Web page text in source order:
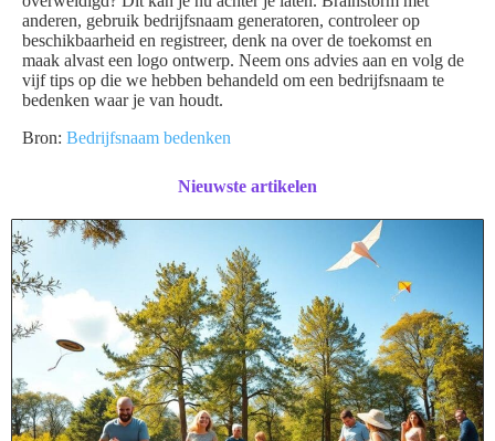
anderen, gebruik bedrijfsnaam generatoren, controleer op
beschikbaarheid en registreer, denk na over de toekomst en
maak alvast een logo ontwerp. Neem ons advies aan en volg de
vijf tips op die we hebben behandeld om een bedrijfsnaam te
bedenken waar je van houdt.
Bron: Bedrijfsnaam bedenken
Nieuwste artikelen